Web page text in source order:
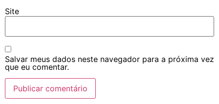
Site
Salvar meus dados neste navegador para a próxima vez
que eu comentar.